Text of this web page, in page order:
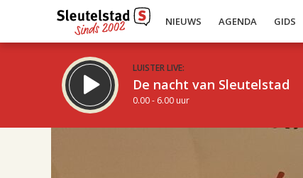
NIEUWS AGENDA GIDS
LUISTER LIVE:
De nacht van Sleutelstad
0.00 - 6.00 uur